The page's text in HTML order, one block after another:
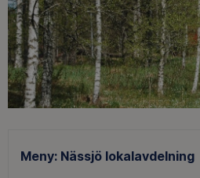
Meny: Nässjö lokalavdelning